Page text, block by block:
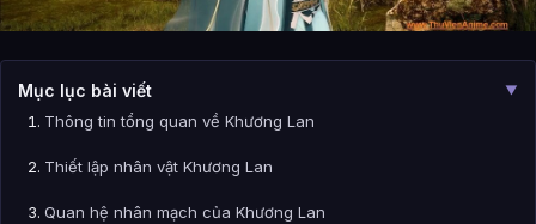
Mục lục bài viết ▼
Thông tin tổng quan về Khương Lan
Thiết lập nhân vật Khương Lan
Quan hệ nhân mạch của Khương Lan